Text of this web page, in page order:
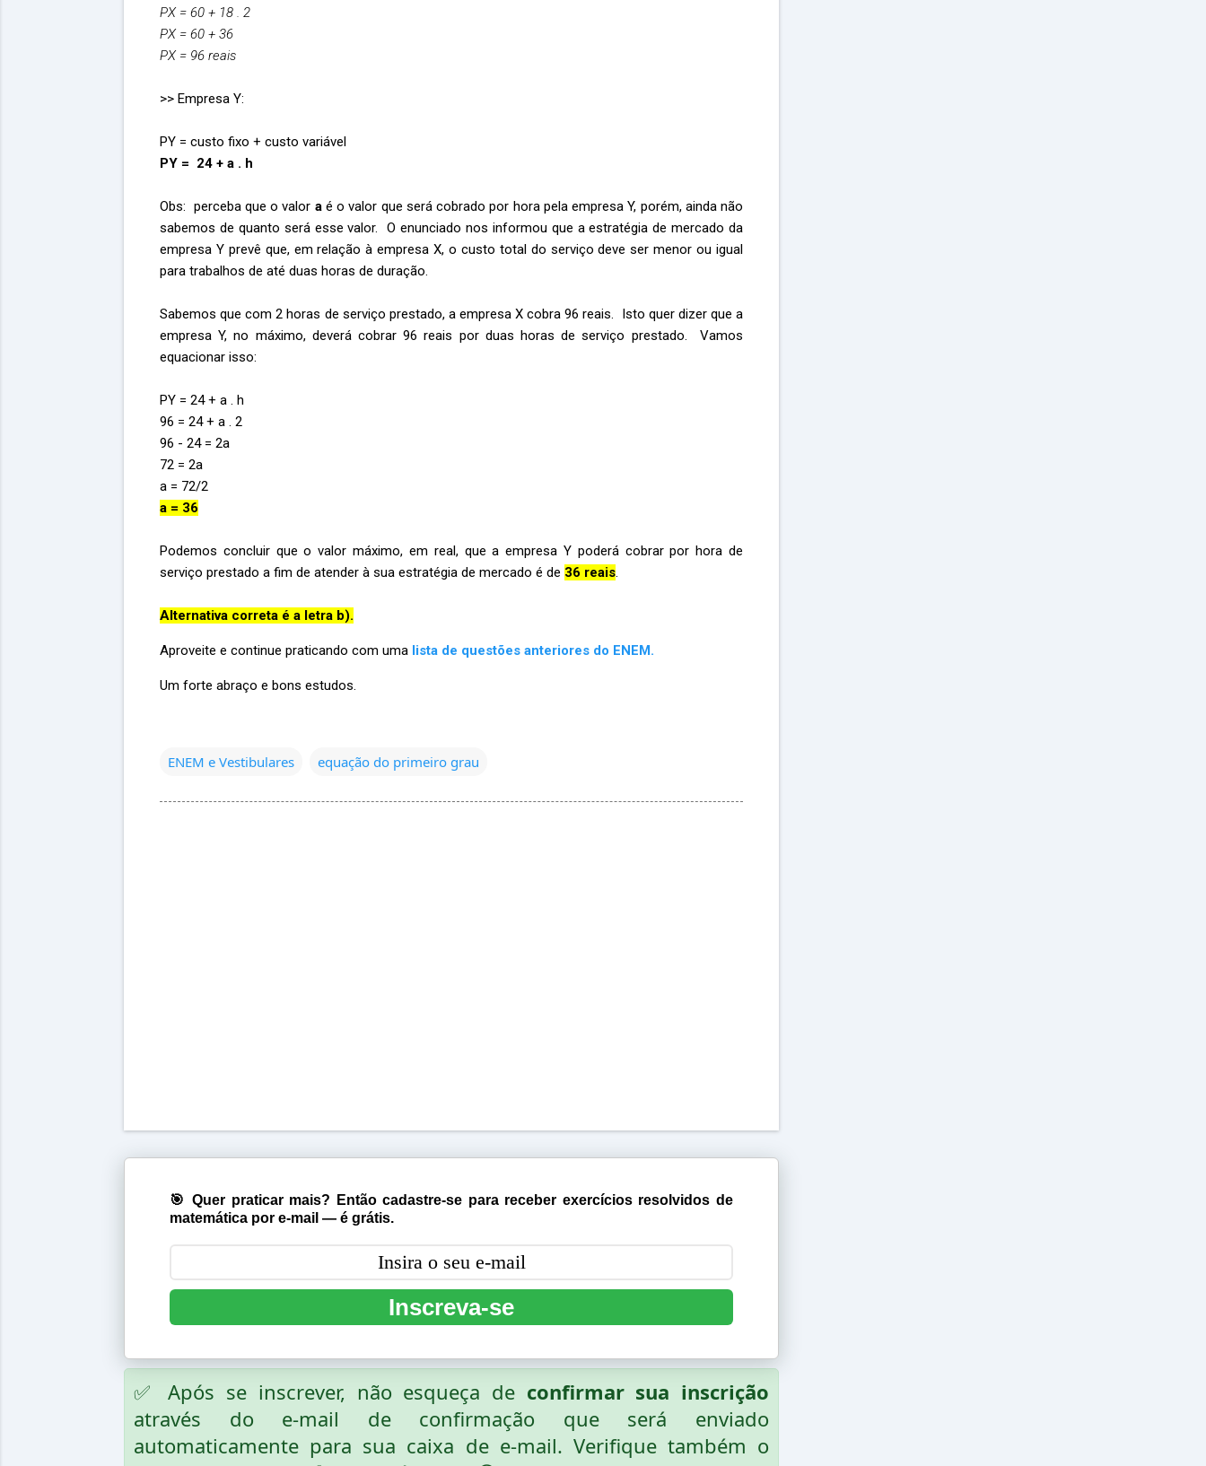
PX = 60 + 18 . 2
PX = 60 + 36
PX = 96 reais
>> Empresa Y:
PY = custo fixo + custo variável
PY = 24 + a . h
Obs: perceba que o valor aé o valor que será cobrado por hora pela empresa Y, porém, ainda não
sabemos de quanto será esse valor. O enunciado nos informou que a estratégia de mercado da
empresa Y prevê que, em relação à empresa X, o custo total do serviço deve ser menor ou igual
para trabalhos de até duas horas de duração.
Sabemos que com 2 horas de serviço prestado, a empresa X cobra 96 reais. Isto quer dizer que a
empresa Y, no máximo, deverá cobrar 96 reais por duas horas de serviço prestado. Vamos
equacionar isso:
PY = 24 + a . h
96 = 24 + a . 2
96 - 24 = 2a
72 = 2a
a = 72/2
a = 36
Podemos concluir que o valor máximo, em real, que a empresa Y poderá cobrar por hora de
serviço prestado a fim de atender à sua estratégia de mercado é de 36 reais.
Alternativa correta é a letra b).
Aproveite e continue praticando com uma lista de questões anteriores do ENEM.
Um forte abraço e bons estudos.
ENEM e Vestibulares equação do primeiro grau
🎯 Quer praticar mais? Então cadastre-se para receber exercícios resolvidos de
matemática por e-mail — é grátis.
Inscreva-se
✅ Após se inscrever, não esqueça de confirmar sua inscrição
através do e-mail de confirmação que será enviado
automaticamente para sua caixa de e-mail. Verifique também o